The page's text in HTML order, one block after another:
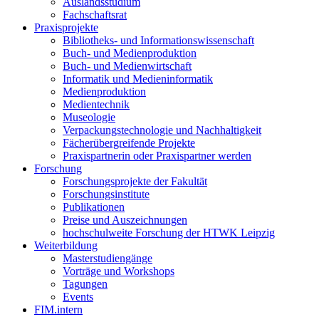
Fachschaftsrat
Praxisprojekte
Bibliotheks- und Informationswissenschaft
Buch- und Medienproduktion
Buch- und Medienwirtschaft
Informatik und Medieninformatik
Medienproduktion
Medientechnik
Museologie
Verpackungstechnologie und Nachhaltigkeit
Fächerübergreifende Projekte
Praxispartnerin oder Praxispartner werden
Forschung
Forschungsprojekte der Fakultät
Forschungsinstitute
Publikationen
Preise und Auszeichnungen
hochschulweite Forschung der HTWK Leipzig
Weiterbildung
Masterstudiengänge
Vorträge und Workshops
Tagungen
Events
FIM.intern